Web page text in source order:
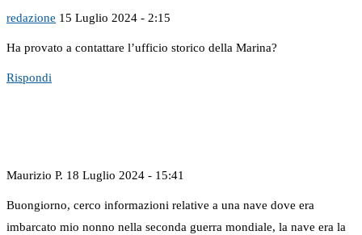
redazione 15 Luglio 2024 - 2:15
Ha provato a contattare l’ufficio storico della Marina?
Rispondi
Maurizio P. 18 Luglio 2024 - 15:41
Buongiorno, cerco informazioni relative a una nave dove era
imbarcato mio nonno nella seconda guerra mondiale, la nave era la